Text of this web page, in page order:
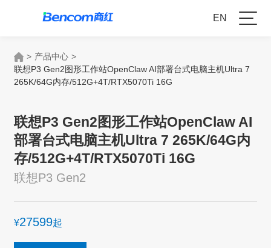
EN
> 产品中心 >
联想P3 Gen2图形工作站OpenClaw AI部署台式电脑主机Ultra 7
265K/64G内存/512G+4T/RTX5070Ti 16G
联想P3 Gen2图形工作站OpenClaw AI
部署台式电脑主机Ultra 7 265K/64G内
存/512G+4T/RTX5070Ti 16G
联想P3 Gen2
¥27599起